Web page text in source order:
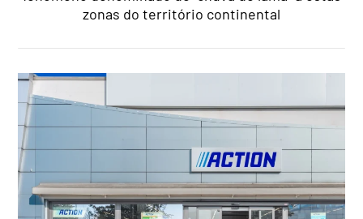
zonas do território continental